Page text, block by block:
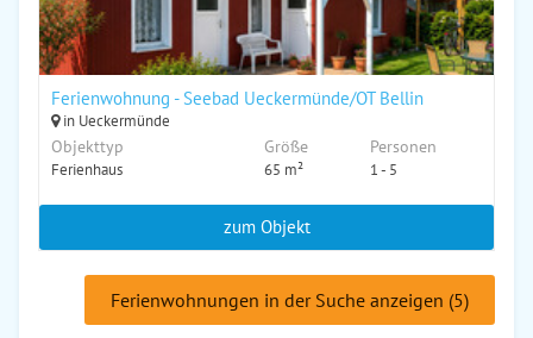
Ferienwohnung - Seebad Ueckermünde/OT Bellin
in Ueckermünde
Objekttyp
Ferienhaus
Größe
65 m²
Personen
1 - 5
zum Objekt
Ferienwohnungen in der Suche anzeigen (5)